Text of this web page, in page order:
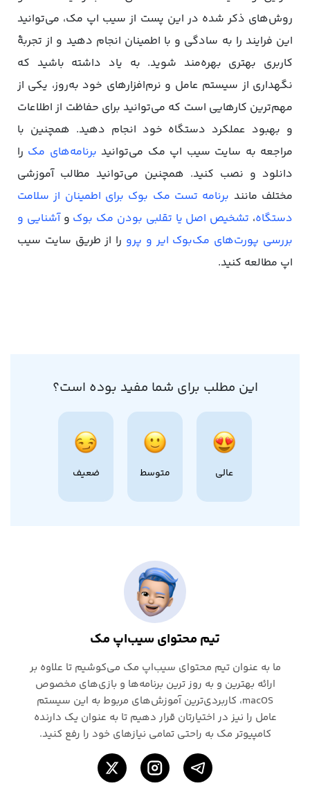
روش‌های ذکر شده در این پست از سیب اپ مک، می‌توانید
این فرایند را به سادگی و با اطمینان انجام دهید و از تجربۀ
کاربری بهتری بهره‌مند شوید. به یاد داشته باشید که
نگهداری از سیستم عامل و نرم‌افزارهای خود به‌روز، یکی از
مهم‌ترین کارهایی است که می‌توانید برای حفاظت از اطلاعات
و بهبود عملکرد دستگاه خود انجام دهید. همچنین با
مراجعه به سایت سیب اپ مک می‌توانید برنامه‌های مک را
دانلود و نصب کنید. همچنین می‌توانید مطالب آموزشی
مختلف مانند برنامه تست مک بوک برای اطمینان از سلامت
دستگاه، تشخیص اصل یا تقلبی بودن مک بوک وآشنایی و
بررسی پورت‌های مک‌بوک ایر و پرو را از طریق سایت سیب
اپ مطالعه کنید.
این مطلب برای شما مفید بوده است؟
عالی متوسط ضعیف
تیم محتوای سیب‌اپ مک
ما به عنوان تیم محتوای سیب‌اپ مک می‌کوشیم تا علاوه بر
ارائه بهترین و به روز ترین برنامه‌ها و بازی‌های مخصوص
macOS، کاربردی‌ترین آموزش‌های مربوط به این سیستم
عامل را نیز در اختیارتان قرار دهیم تا به عنوان یک دارنده
کامپیوتر مک به راحتی تمامی نیازهای خود را رفع کنید.